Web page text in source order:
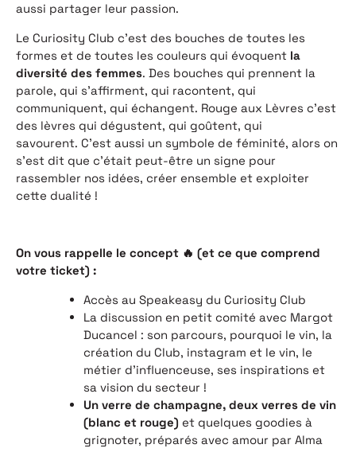
aussi partager leur passion.
Le Curiosity Club c’est des bouches de toutes les
formes et de toutes les couleurs qui évoquent la
diversité des femmes. Des bouches qui prennent la
parole, qui s’affirment, qui racontent, qui
communiquent, qui échangent. Rouge aux Lèvres c’est
des lèvres qui dégustent, qui goûtent, qui
savourent. C’est aussi un symbole de féminité, alors on
s’est dit que c’était peut-être un signe pour
rassembler nos idées, créer ensemble et exploiter
cette dualité !
On vous rappelle le concept 🔥 (et ce que comprend
votre ticket) :
Accès au Speakeasy du Curiosity Club
La discussion en petit comité avec Margot
Ducancel : son parcours, pourquoi le vin, la
création du Club, instagram et le vin, le
métier d’influenceuse, ses inspirations et
sa vision du secteur !
Un verre de champagne, deux verres de vin
(blanc et rouge) et quelques goodies à
grignoter, préparés avec amour par Alma